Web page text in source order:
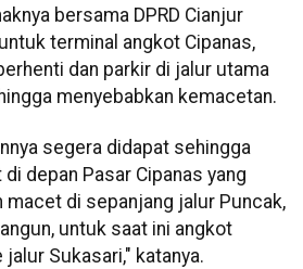
bersama DPRD Cianjur
terminal angkot Cipanas,
dan parkir di jalur utama
menyebabkan kemacetan.
segera didapat sehingga
depan Pasar Cipanas yang
macet di sepanjang jalur Puncak,
untuk saat ini angkot
jalur Sukasari," katanya.